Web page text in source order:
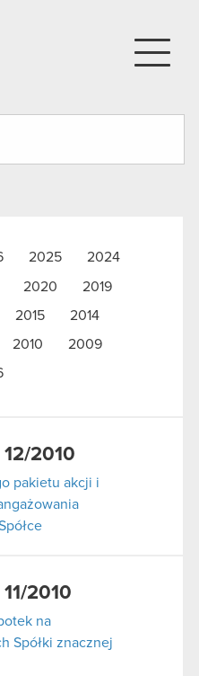
2025 2024
2020
2019
2015
2014
2010
2009
2010
pakietu akcji i
2010
na
Spółki znacznej